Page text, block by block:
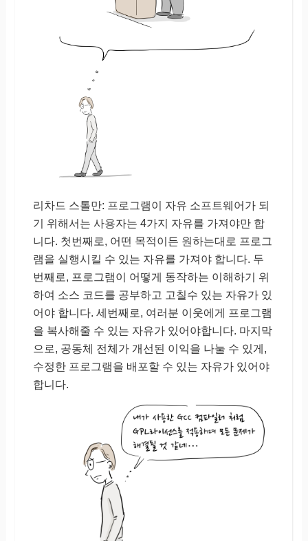
리차드 스톨만: 프로그램이 자유 소프트웨어가 되
기 위해서는 사용자는 4가지 자유를 가져야만 합
니다. 첫번째로, 어떤 목적이든 원하는대로 프로그
램을 실행시킬 수 있는 자유를 가져야 합니다. 두
번째로, 프로그램이 어떻게 동작하는 이해하기 위
하여 소스 코드를 공부하고 고칠수 있는 자유가 있
어야 합니다. 세번째로, 여러분 이웃에게 프로그램
을 복사해줄 수 있는 자유가 있어야합니다. 마지막
으로, 공동체 전체가 개선된 이익을 나눌 수 있게,
수정한 프로그램을 배포할 수 있는 자유가 있어야
합니다.